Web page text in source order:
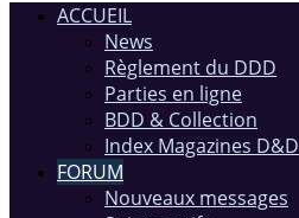
ACCUEIL
News
Règlement du DDD
Parties en ligne
BDD & Collection
Index Magazines D&D
FORUM
Nouveaux messages